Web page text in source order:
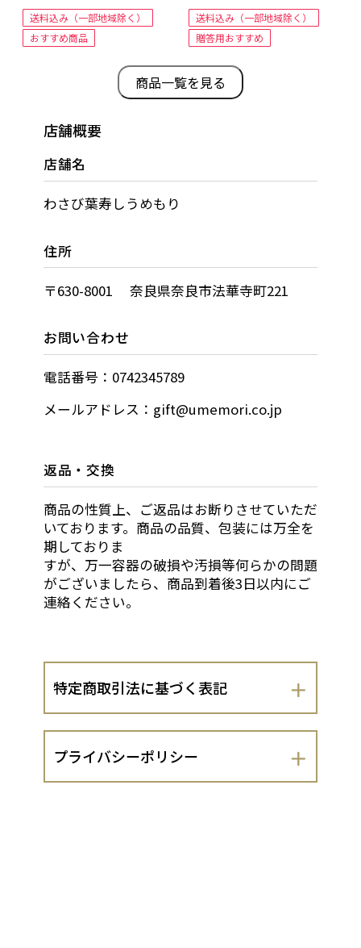
送料込み（一部地域除く）
おすすめ商品
送料込み（一部地域除く）
贈答用おすすめ
商品一覧を見る
店舗概要
店舗名
わさび葉寿しうめもり
住所
〒630-8001 奈良県奈良市法華寺町221
お問い合わせ
電話番号：0742345789
メールアドレス：gift@umemori.co.jp
返品・交換
商品の性質上、ご返品はお断りさせていただ
いております。商品の品質、包装には万全を
期しておりま
すが、万一容器の破損や汚損等何らかの問題
がございましたら、商品到着後3日以内にご
連絡ください。
特定商取引法に基づく表記
会社名
プライバシーポリシー